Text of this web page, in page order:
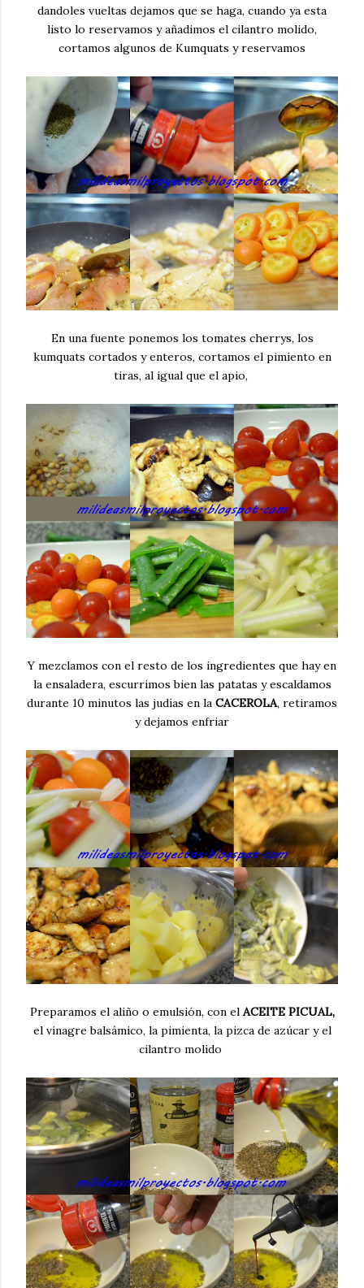
dandoles vueltas dejamos que se haga, cuando ya esta
listo lo reservamos y añadimos el cilantro molido,
cortamos algunos de Kumquats y reservamos
En una fuente ponemos los tomates cherrys, los
kumquats cortados y enteros, cortamos el pimiento en
tiras, al igual que el apio,
Y mezclamos con el resto de los ingredientes que hay en
la ensaladera, escurrimos bien las patatas y escaldamos
durante 10 minutos las judías en la CACEROLA, retiramos
y dejamos enfriar
Preparamos el aliño o emulsión, con elACEITE PICUAL,
el vinagre balsámico, la pimienta, la pizca de azúcar y el
cilantro molido